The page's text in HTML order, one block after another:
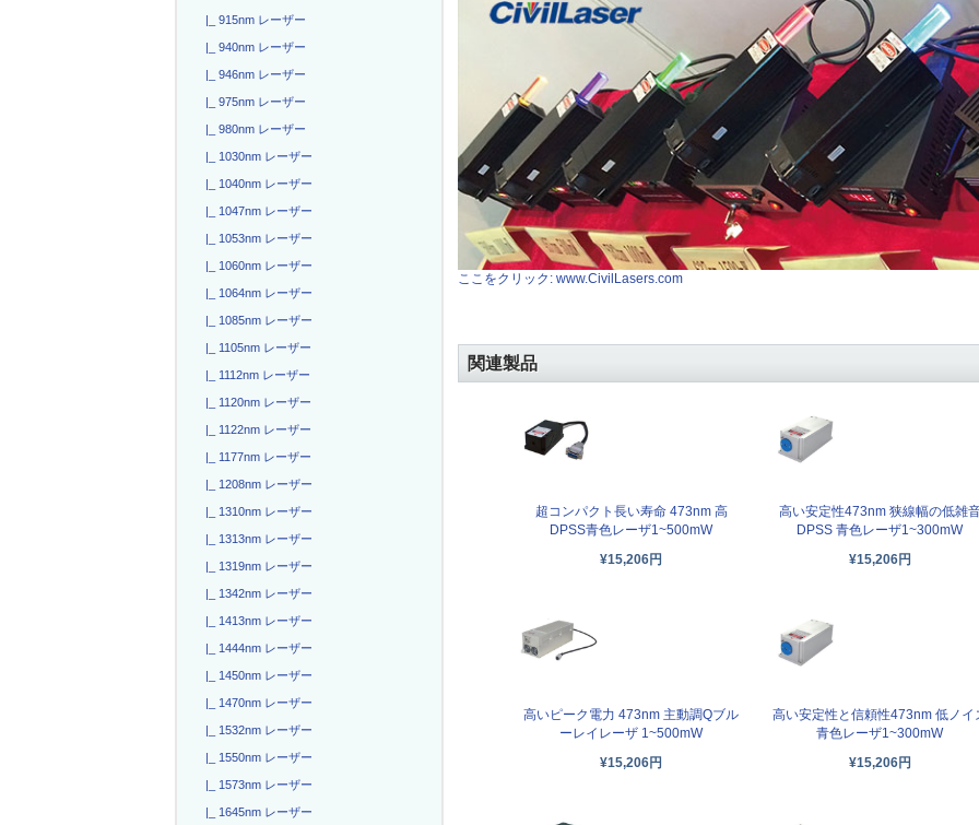
|_ 915nm レーザー
|_ 940nm レーザー
|_ 946nm レーザー
|_ 975nm レーザー
|_ 980nm レーザー
|_ 1030nm レーザー
|_ 1040nm レーザー
|_ 1047nm レーザー
|_ 1053nm レーザー
|_ 1060nm レーザー
|_ 1064nm レーザー
|_ 1085nm レーザー
|_ 1105nm レーザー
|_ 1112nm レーザー
|_ 1120nm レーザー
|_ 1122nm レーザー
|_ 1177nm レーザー
|_ 1208nm レーザー
|_ 1310nm レーザー
|_ 1313nm レーザー
|_ 1319nm レーザー
|_ 1342nm レーザー
|_ 1413nm レーザー
|_ 1444nm レーザー
|_ 1450nm レーザー
|_ 1470nm レーザー
|_ 1532nm レーザー
|_ 1550nm レーザー
|_ 1573nm レーザー
|_ 1645nm レーザー
ここをクリック: www.CivilLasers.com
関連製品
超コンパクト長い寿命 473nm 高
DPSS青色レーザ1~500mW
¥15,206円
高い安定性473nm 狭線幅の低雑
DPSS 青色レーザ1~300mW
¥15,206円
高いピーク電力 473nm 主動調Qブル
ーレイレーザ 1~500mW
¥15,206円
高い安定性と信頼性473nm 低ノイ
青色レーザ1~300mW
¥15,206円